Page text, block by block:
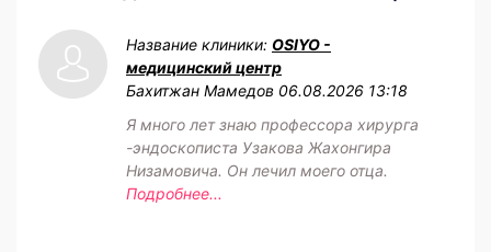
Название клиники: OSIYO -
медицинский центр
Бахитжан Мамедов 06.08.2026 13:18
Я много лет знаю профессора хирурга
-эндоскописта Узакова Жахонгира
Низамовича. Он лечил моего отца.
Подробнее...